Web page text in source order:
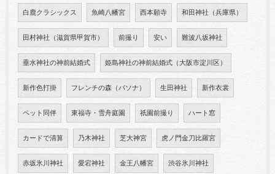
白鹿クラシックス 魚崎八幡宮 西本願寺 和田神社（兵庫県）
田村神社（滋賀県甲賀市） 前撮り 安い 難波八坂神社
垂水神社の神前結婚式 姫島神社の神前結婚式（大阪市淀川区）
新作色打掛 フレンチの森（パソナ） 生田神社 新作衣裳
ペット同伴 東福寺・雪舟庭園 祇園前撮り ハート窓
カードで清算 乃木神社 芝大神宮 虎ノ門金刀比羅宮
赤坂氷川神社 愛宕神社 金王八幡宮 渋谷氷川神社